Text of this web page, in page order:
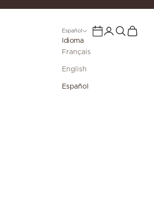
Español
Idioma
Français
English
Español
Calendario
Iniciar sesión
Buscar
Cesta